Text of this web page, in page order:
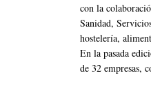
con la
Sanidad,
hostelería,
En la pasada
de 32 empresas,